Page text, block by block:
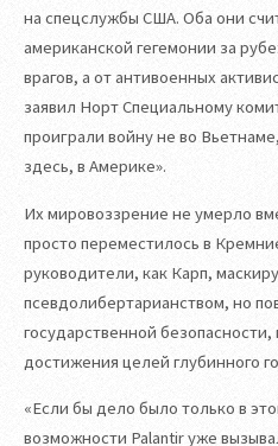
на спецслужбы США. Оба они
американской гегемонии за
врагов, а от антивоенных
заявил Норт Специальному
проиграли войну не во
здесь, в Америке».
Их мировоззрение не умерло
просто переместилось в
руководители, как Карп,
псевдолибертарианством, но
государственной
достижения целей глубинного
«Если бы дело было только в
возможности Palantir уже